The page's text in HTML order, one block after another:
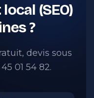
(SEO)
?
devis sous
01 54 82.